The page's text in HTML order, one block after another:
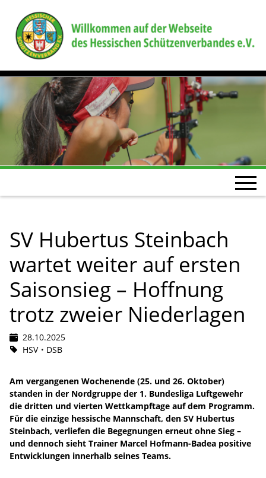
SV Hubertus Steinbach
wartet weiter auf ersten
Saisonsieg – Hoffnung
trotz zweier Niederlagen
28.10.2025
HSV
DSB
Am vergangenen Wochenende (25. und 26. Oktober)
standen in der Nordgruppe der 1. Bundesliga Luftgewehr
die dritten und vierten Wettkampftage auf dem Programm.
Für die einzige hessische Mannschaft, den SV Hubertus
Steinbach, verliefen die Begegnungen erneut ohne Sieg –
und dennoch sieht Trainer Marcel Hofmann-Badea positive
Entwicklungen innerhalb seines Teams.